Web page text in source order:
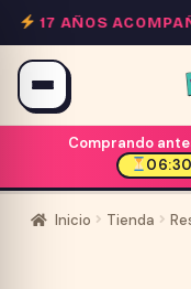
Saltar
al
contenido
17 AÑOS
Comprando
Inicio Tienda